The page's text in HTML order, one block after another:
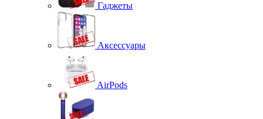
Гаджеты
Аксессуары
AirPods